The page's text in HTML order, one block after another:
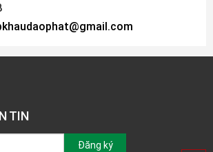
TIN
Đăng ký